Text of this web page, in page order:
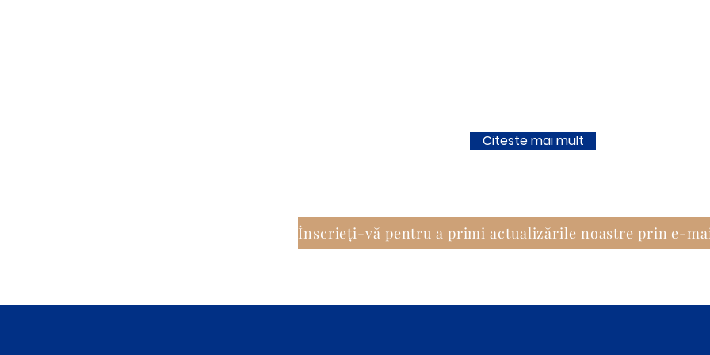
Citeste mai mult